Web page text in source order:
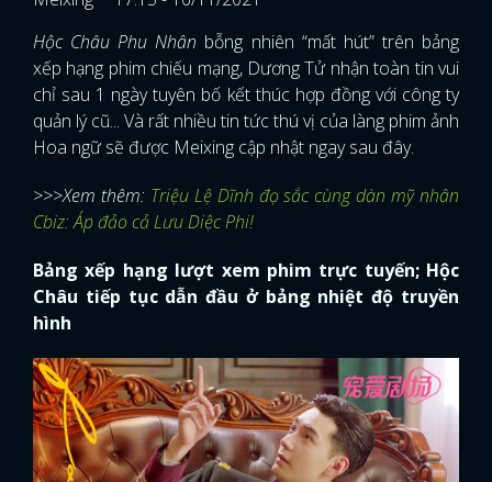
Hộc Châu Phu Nhân bỗng nhiên “mất hút” trên bảng
xếp hạng phim chiếu mạng, Dương Tử nhận toàn tin vui
chỉ sau 1 ngày tuyên bố kết thúc hợp đồng với công ty
quản lý cũ... Và rất nhiều tin tức thú vị của làng phim ảnh
Hoa ngữ sẽ được Meixing cập nhật ngay sau đây.
>>>Xem thêm: Triệu Lệ Dĩnh đọ sắc cùng dàn mỹ nhân
Cbiz: Áp đảo cả Lưu Diệc Phi!
Bảng xếp hạng lượt xem phim trực tuyến; Hộc
Châu tiếp tục dẫn đầu ở bảng nhiệt độ truyền
hình